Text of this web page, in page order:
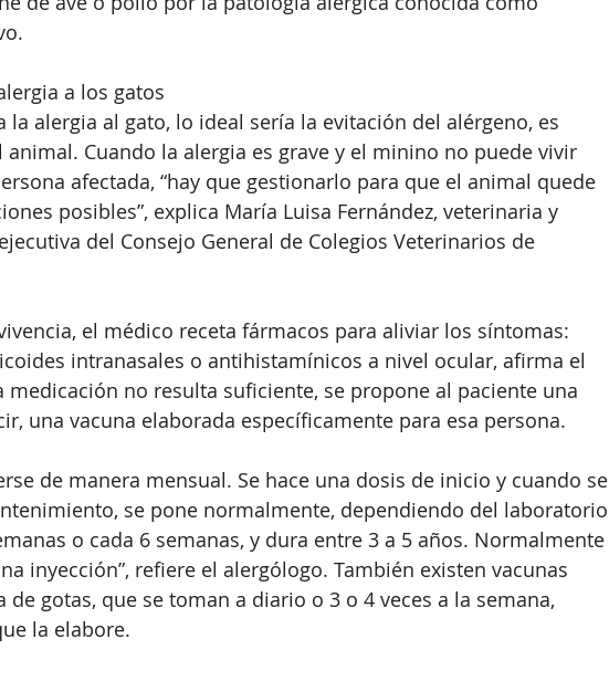
a los gatos
la alergia al gato, lo ideal sería la evitación del alérgeno, es
animal. Cuando la alergia es grave y el minino no puede vivir
afectada, “hay que gestionarlo para que el animal quede
posibles”, explica María Luisa Fernández, veterinaria y
del Consejo General de Colegios Veterinarios de
el médico receta fármacos para aliviar los síntomas:
intranasales o antihistamínicos a nivel ocular, afirma el
medicación no resulta suficiente, se propone al paciente una
una vacuna elaborada específicamente para esa persona.
de manera mensual. Se hace una dosis de inicio y cuando se
se pone normalmente, dependiendo del laboratorio
o cada 6 semanas, y dura entre 3 a 5 años. Normalmente
inyección”, refiere el alergólogo. También existen vacunas
gotas, que se toman a diario o 3 o 4 veces a la semana,
la elabore.